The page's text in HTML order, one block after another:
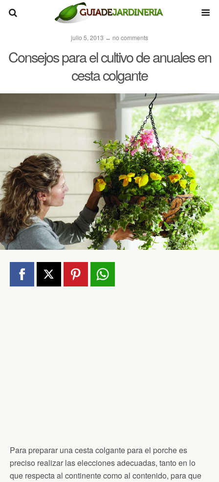
julio 5, 2013 ↔ no comments
Consejos para el cultivo de anuales en
cesta colgante
Para preparar una cesta colgante para el porche es
preciso realizar las elecciones adecuadas, tanto en lo
que respecta al continente como al contenido, para que